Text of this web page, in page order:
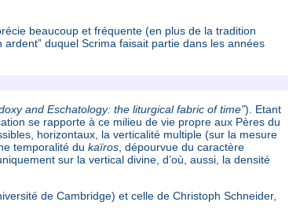
beaucoup et fréquente (en plus de la tradition
ardent” duquel Scrima faisait partie dans les années
and Eschatology: the liturgical fabric of time”). Etant
se rapporte à ce milieu de vie propre aux Pères du
horizontaux, la verticalité multiple (sur la mesure
temporalité du kaïros , dépourvue du caractère
sur la vertical divine, d’où, aussi, la densité
de Cambridge) et celle de Christoph Schneider,